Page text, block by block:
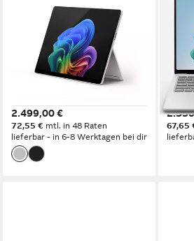
MICROSOFT
Surface Pro Copilot+ PC Ultra
7 16GB RAM 256GB Win11
Pro Convertible Notebook
13 Zoll Bildschirmdiagonale
Intel Core Ultra 7 Prozessor
2.499,00 €
72,55 € mtl. in 48 Raten
lieferbar - in 6-8 Werktagen bei dir
15",
Elite
15 Zoll
67,65